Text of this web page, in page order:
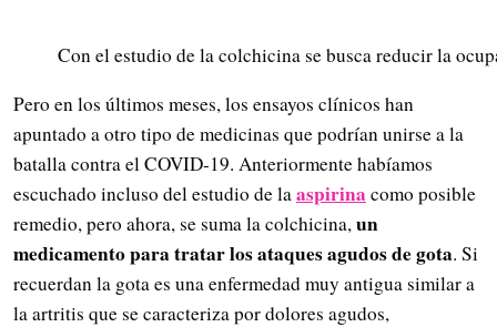
Con el estudio de la colchicina se busca reducir la
Pero en los últimos meses, los ensayos clínicos han
apuntado a otro tipo de medicinas que podrían unirse a la
batalla contra el COVID-19. Anteriormente habíamos
escuchado incluso del estudio de laaspirina como posible
remedio, pero ahora, se suma la colchicina,un
medicamento para tratar los ataques agudos de gota. Si
recuerdan la gota es una enfermedad muy antigua similar a
la artritis que se caracteriza por dolores agudos,